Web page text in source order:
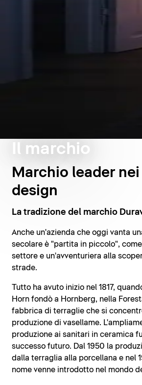
Il marchio
Marchio leader
design
La tradizione del marchio
Anche un'azienda che oggi vanta
secolare è "partita in piccolo",
settore e un'avventuriera alla
strade.
Tutto ha avuto inizio nel 1817,
Horn fondò a Hornberg, nella
fabbrica di terraglie che si
produzione di vasellame.
produzione ai sanitari in ceramica
successo futuro. Dal 1950 la
dalla terraglia alla porcellana e nel
nome venne introdotto nel mondo